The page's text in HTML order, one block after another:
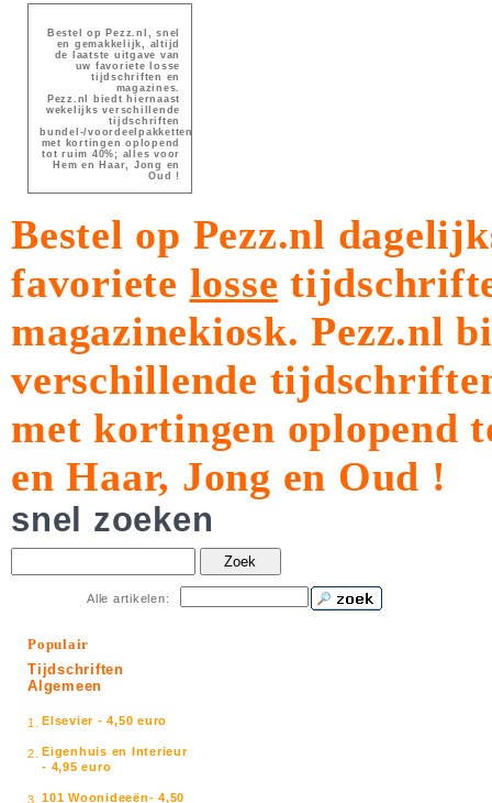
Bestel op Pezz.nl, snel
en gemakkelijk, altijd
de laatste uitgave van
uw favoriete losse
tijdschriften en
magazines.
Pezz.nl biedt hiernaast
wekelijks verschillende
tijdschriften
bundel-/voordeelpakketten
met kortingen oplopend
tot ruim 40%; alles voor
Hem en Haar, Jong en
Oud !
Bestel op Pezz.nl
favoriete losse
magazinekiosk.Pezz.nl
verschillende
met kortingen oplopend
en Haar, Jong en Oud !
snel zoeken
Zoek
Alle artikelen:
Populair
Tijdschriften
Algemeen
1. Elsevier - 4,50 euro
2. Eigenhuis en Interieur
- 4,95 euro
3. 101 Woonideeën- 4,50